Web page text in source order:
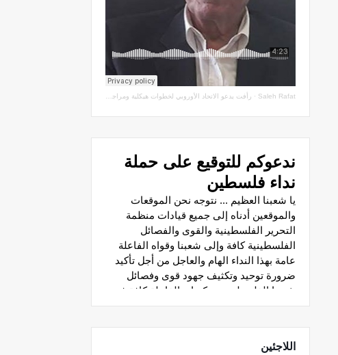
Saleh Rafat
· رأفت يدعو الاتحاد الأوروبي لخطوات هيكلية ومراجعة اتفاقيات الشراكة مع سلطة الاحتلال
اللاجئين